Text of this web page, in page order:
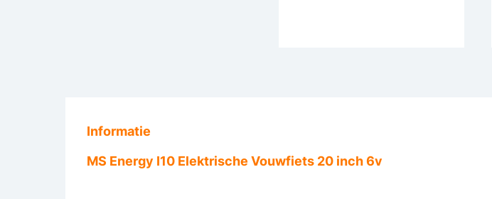
Informatie
MS Energy I10 Elektrische Vouwfiets 20 inch 6v